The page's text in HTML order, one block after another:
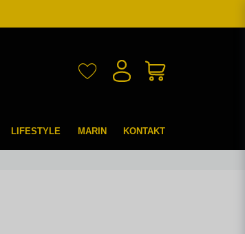
LIFESTYLE MARIN KONTAKT